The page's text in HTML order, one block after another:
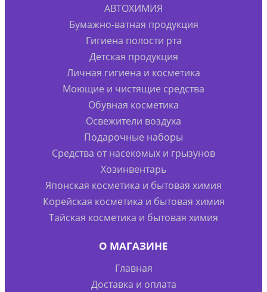
АВТОХИМИЯ
Бумажно-ватная продукция
Гигиена полости рта
Детская продукция
Личная гигиена и косметика
Моющие и чистящие средства
Обувная косметика
Освежители воздуха
Подарочные наборы
Средства от насекомых и грызунов
Хозинвентарь
Японская косметика и бытовая химия
Корейская косметика и бытовая химия
Тайская косметика и бытовая химия
О МАГАЗИНЕ
Главная
Доставка и оплата